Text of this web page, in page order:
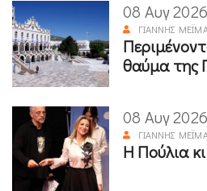
08 Αυγ 2026
ΓΙΆΝΝΗΣ
θαύμα της
08 Αυγ 2026
ΓΙΆΝΝΗΣ
Η Πούλια